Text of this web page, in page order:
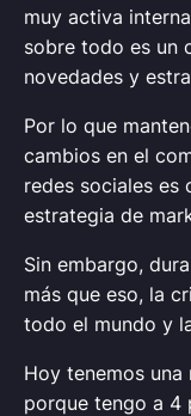
muy activa
sobre todo es un
novedades y
Por lo que
cambios en el
redes sociales es
estrategia de
Sin embargo,
más que eso, la
todo el mundo y
Hoy tenemos una
porque tengo a 4